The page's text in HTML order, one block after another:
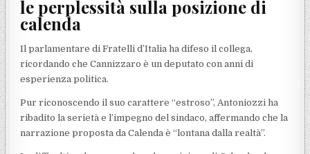
le perplessità sulla posizione di
calenda
Il parlamentare di Fratelli d’Italia ha difeso il collega,
ricordando che Cannizzaro è un deputato con anni di
esperienza politica.
Pur riconoscendo il suo carattere “estroso”, Antoniozzi ha
ribadito la serietà e l’impegno del sindaco, affermando che la
narrazione proposta da Calenda è “lontana dalla realtà”.